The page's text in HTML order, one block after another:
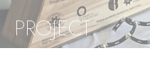
PROJECT